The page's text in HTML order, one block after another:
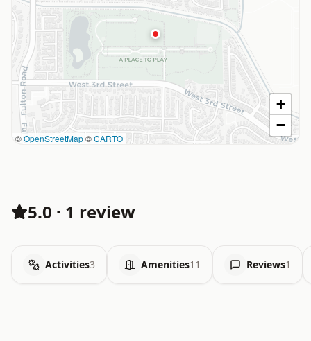
©OpenStreetMap©CARTO
+
−
5.0 · 1 review
Activities3 Amenities11 Reviews1